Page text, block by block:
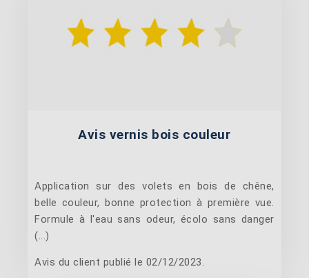
Avis vernis bois couleur
Application sur des volets en bois de chêne,
belle couleur, bonne protection à première vue.
Formule à l'eau sans odeur, écolo sans danger
(...)
Avis du client publié le 02/12/2023.